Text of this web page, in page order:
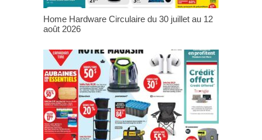
Home Hardware Circulaire du 30 juillet au 12
août 2026